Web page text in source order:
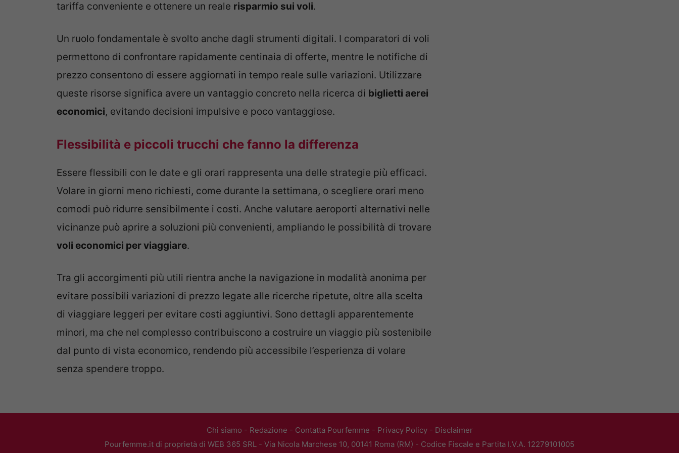
tariffa conveniente e ottenere un reale risparmio sui voli.
Un ruolo fondamentale è svolto anche dagli strumenti digitali. I comparatori di voli
permettono di confrontare rapidamente centinaia di offerte, mentre le notifiche di
prezzo consentono di essere aggiornati in tempo reale sulle variazioni. Utilizzare
queste risorse significa avere un vantaggio concreto nella ricerca di biglietti aerei
economici, evitando decisioni impulsive e poco vantaggiose.
Flessibilità e piccoli trucchi che fanno la differenza
Essere flessibili con le date e gli orari rappresenta una delle strategie più efficaci.
Volare in giorni meno richiesti, come durante la settimana, o scegliere orari meno
comodi può ridurre sensibilmente i costi. Anche valutare aeroporti alternativi nelle
vicinanze può aprire a soluzioni più convenienti, ampliando le possibilità di trovare
voli economici per viaggiare.
Tra gli accorgimenti più utili rientra anche la navigazione in modalità anonima per
evitare possibili variazioni di prezzo legate alle ricerche ripetute, oltre alla scelta
di viaggiare leggeri per evitare costi aggiuntivi. Sono dettagli apparentemente
minori, ma che nel complesso contribuiscono a costruire un viaggio più sostenibile
dal punto di vista economico, rendendo più accessibile l’esperienza di volare
senza spendere troppo.
Chi siamo - Redazione - Contatta Pourfemme - Privacy Policy- Disclaimer
Pourfemme.it di proprietà di WEB 365 SRL - Via Nicola Marchese 10, 00141 Roma (RM) - Codice Fiscale e Partita I.V.A. 12279101005